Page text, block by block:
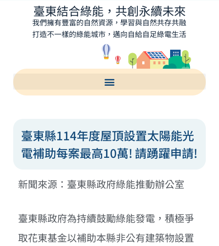
臺東結合綠能，共創永續未來
我們擁有豐富的自然資源，學習與自然共存共融
打造不一樣的綠能城市，邁向自給自足綠電生活
臺東縣114年度屋頂設置太陽能光
電補助每案最高10萬! 請踴躍申請!
新聞來源：臺東縣政府綠能推動辦公室
臺東縣政府為持續鼓勵綠能發電，積極爭
取花東基金以補助本縣非公有建築物設置